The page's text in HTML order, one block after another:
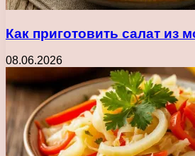
Как приготовить салат из
08.06.2026